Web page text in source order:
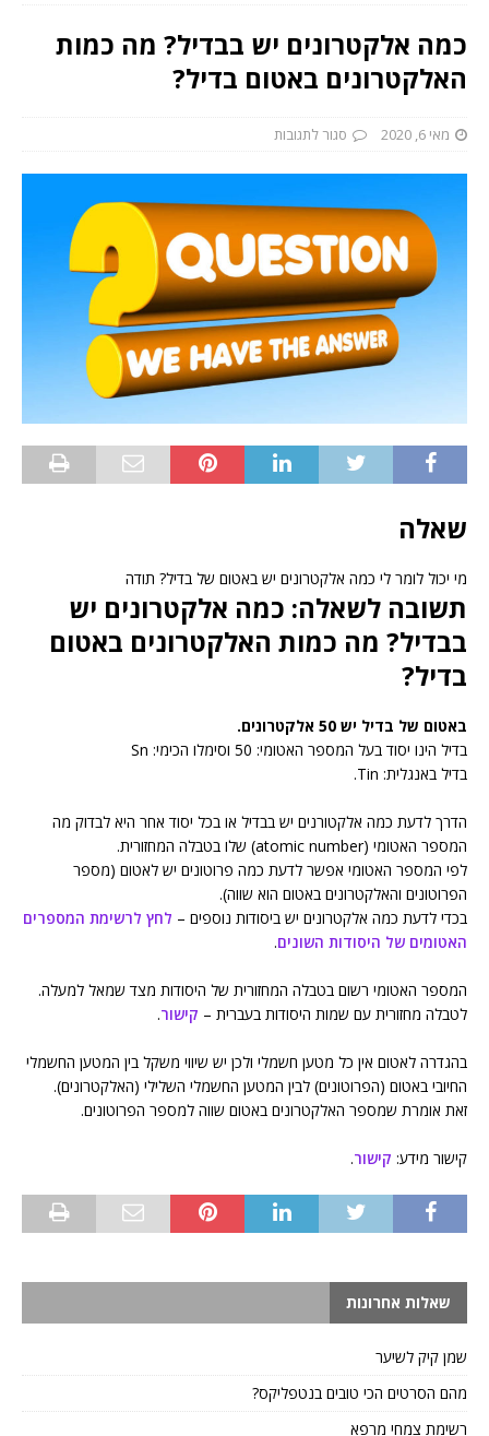
כמה אלקטרונים יש בבדיל? מה כמות
האלקטרונים באטום בדיל?
מאי 6, 2020 סגור לתגובות
שאלה
מי יכול לומר לי כמה אלקטרונים יש באטום של בדיל? תודה
תשובה לשאלה: כמה אלקטרונים יש
בבדיל? מה כמות האלקטרונים באטום
בדיל?
באטום של בדיל יש 50 אלקטרונים.
בדיל הינו יסוד בעל המספר האטומי: 50 וסימלו הכימי: Sn
בדיל באנגלית: Tin.
הדרך לדעת כמה אלקטורנים יש בבדיל או בכל יסוד אחר היא לבדוק מה
המספר האטומי (atomic number) שלו בטבלה המחזורית.
לפי המספר האטומי אפשר לדעת כמה פרוטונים יש לאטום (מספר
הפרוטונים והאלקטרונים באטום הוא שווה).
בכדי לדעת כמה אלקטרונים יש ביסודות נוספים – לחץ לרשימת המספרים
האטומים של היסודות השונים.
המספר האטומי רשום בטבלה המחזורית של היסודות מצד שמאל למעלה.
לטבלה מחזורית עם שמות היסודות בעברית – קישור.
בהגדרה לאטום אין כל מטען חשמלי ולכן יש שיווי משקל בין המטען החשמלי
החיובי באטום (הפרוטונים) לבין המטען החשמלי השלילי (האלקטרונים).
זאת אומרת שמספר האלקטרונים באטום שווה למספר הפרוטונים.
קישור מידע: קישור.
שאלות אחרונות
שמן קיק לשיער
מהם הסרטים הכי טובים בנטפליקס?
רשימת צמחי מרפא